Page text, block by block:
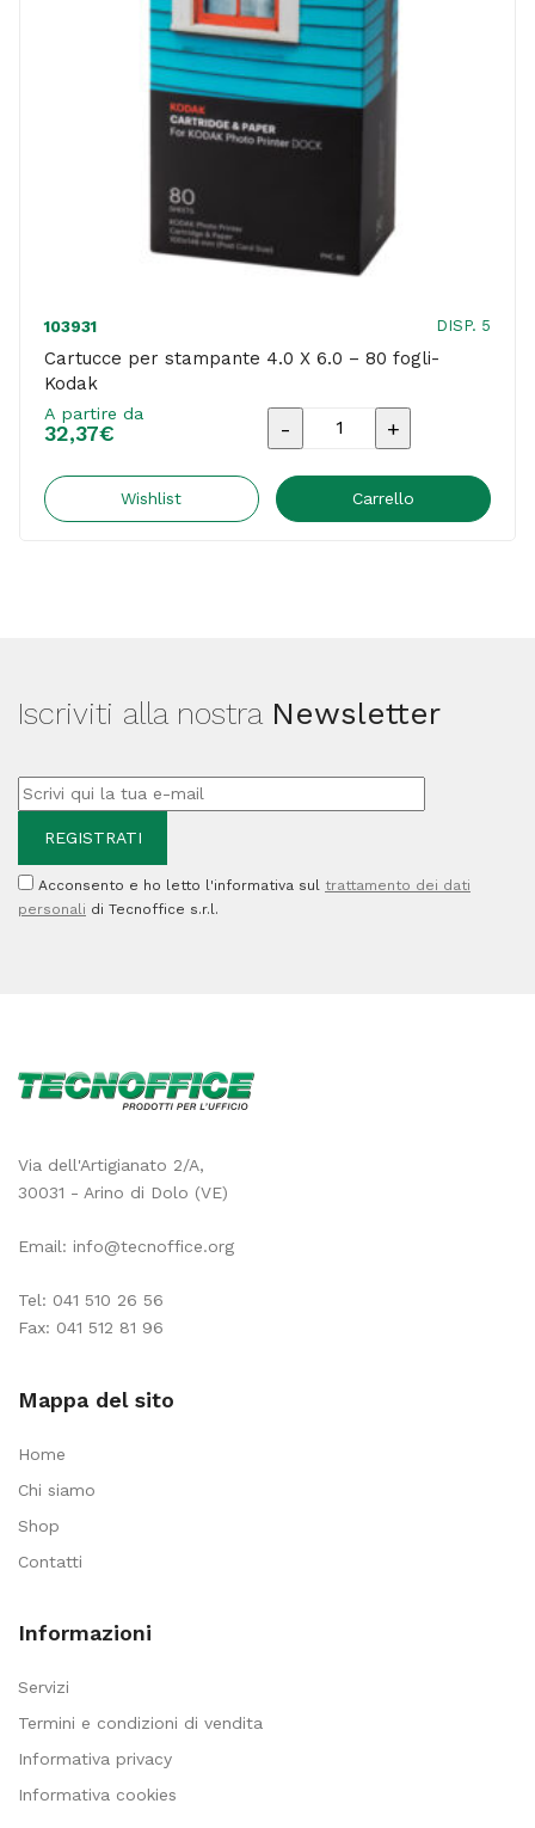
103931 DISP. 5
Cartucce per stampante 4.0 X 6.0 – 80 fogli-
Kodak
A partire da
32,37€
Cartucce
stampante
fogli-
quantità
Wishlist Carrello
Iscriviti alla nostra Newsletter
Acconsento e ho letto l'informativa sul trattamento dei dati
personali di Tecnoffice s.r.l.
Via dell'Artigianato 2/A,
30031 - Arino di Dolo (VE)
Email: info@tecnoffice.org
Tel: 041 510 26 56
Fax: 041 512 81 96
Mappa del sito
Home
Chi siamo
Shop
Contatti
Informazioni
Servizi
Termini e condizioni di vendita
Informativa privacy
Informativa cookies